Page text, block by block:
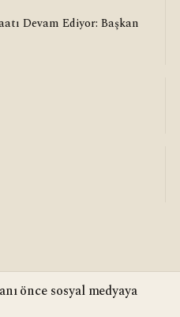
Devam Ediyor: Başkan
önce sosyal medyaya